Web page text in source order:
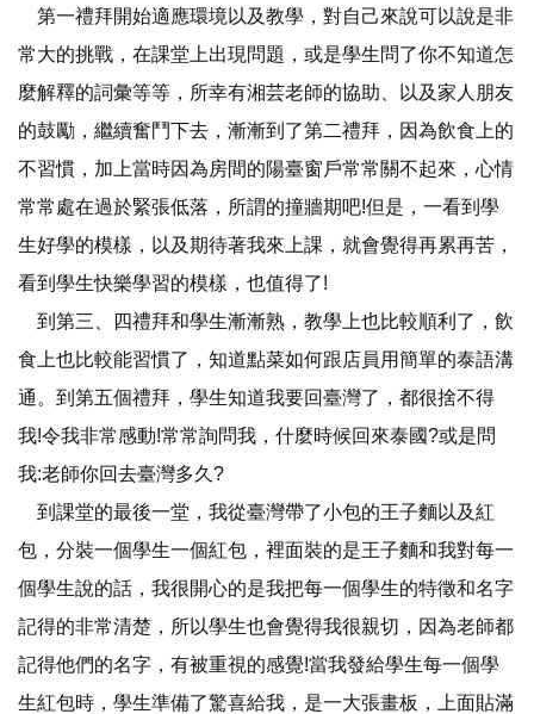
第一禮拜開始適應環境以及教學，對自己來說可以說是非
常大的挑戰，在課堂上出現問題，或是學生問了你不知道怎
麼解釋的詞彙等等，所幸有湘芸老師的協助、以及家人朋友
的鼓勵，繼續奮鬥下去，漸漸到了第二禮拜，因為飲食上的
不習慣，加上當時因為房間的陽臺窗戶常常關不起來，心情
常常處在過於緊張低落，所謂的撞牆期吧!但是，一看到學
生好學的模樣，以及期待著我來上課，就會覺得再累再苦，
看到學生快樂學習的模樣，也值得了!
到第三、四禮拜和學生漸漸熟，教學上也比較順利了，飲
食上也比較能習慣了，知道點菜如何跟店員用簡單的泰語溝
通。到第五個禮拜，學生知道我要回臺灣了，都很捨不得
我!令我非常感動!常常詢問我，什麼時候回來泰國?或是問
我:老師你回去臺灣多久?
到課堂的最後一堂，我從臺灣帶了小包的王子麵以及紅
包，分裝一個學生一個紅包，裡面裝的是王子麵和我對每一
個學生說的話，我很開心的是我把每一個學生的特徵和名字
記得的非常清楚，所以學生也會覺得我很親切，因為老師都
記得他們的名字，有被重視的感覺!當我發給學生每一個學
生紅包時，學生準備了驚喜給我，是一大張畫板，上面貼滿